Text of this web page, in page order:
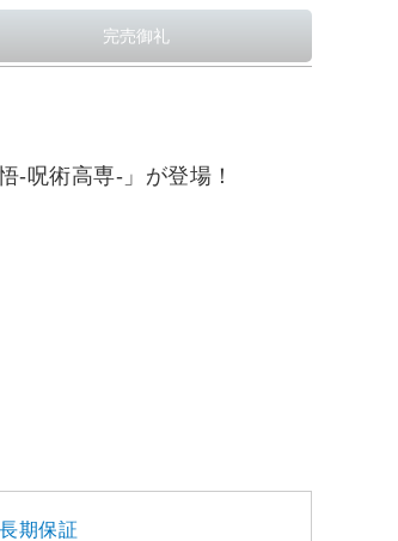
-呪術高専-」が登場！
長期保証